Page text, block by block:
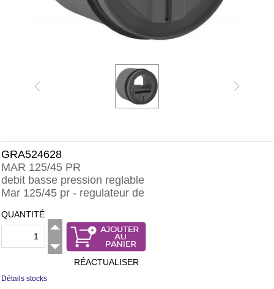
GRA524628
MAR 125/45 PR
debit basse pression reglable
Mar 125/45 pr - regulateur de
QUANTITÉ
RÉACTUALISER
Détails stocks